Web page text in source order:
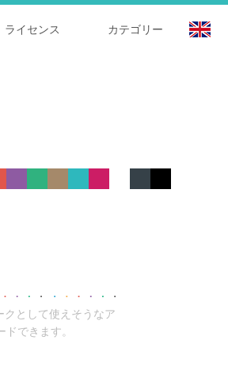
カテゴリー
ライセンス
クとして使えそうなア
できます。